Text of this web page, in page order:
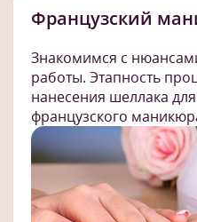
Французский
Знакомимся с
работы. Этапность
нанесения шеллака
французского